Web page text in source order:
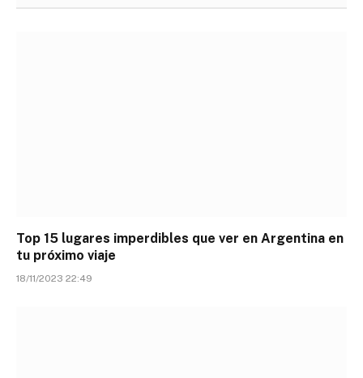
Top 15 lugares imperdibles que ver en Argentina en
tu próximo viaje
18/11/2023 22:49